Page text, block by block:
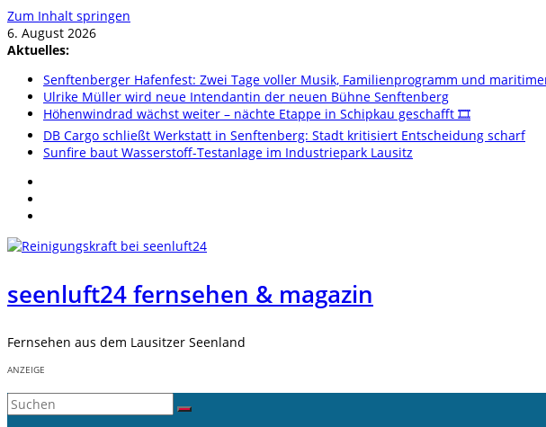
Zum Inhalt springen
6. August 2026
Aktuelles:
Senftenberger Hafenfest: Zwei Tage voller Musik, Familienprogramm und
Ulrike Müller wird neue Intendantin der neuen Bühne Senftenberg
Höhenwindrad wächst weiter – nächte Etappe in Schipkau geschafft 🎞️
DB Cargo schließt Werkstatt in Senftenberg: Stadt kritisiert Entscheidung scharf
Sunfire baut Wasserstoff-Testanlage im Industriepark Lausitz
seenluft24 fernsehen & magazin
Fernsehen aus dem Lausitzer Seenland
ANZEIGE